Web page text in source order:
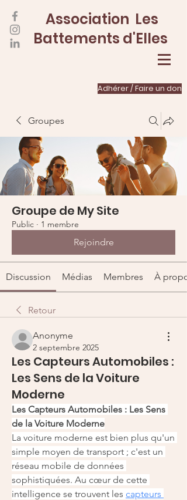
Adhérer / Faire un don
Association Les
Battements d'Elles
Groupes
Groupe de My Site
Public · 1 membre
Rejoindre
Discussion Médias Membres À
Retour
Anonyme
2 septembre 2025
Les Capteurs Automobiles :
Les Sens de la Voiture
Moderne
Les Capteurs Automobiles : Les Sens
de la Voiture Moderne
La voiture moderne est bien plus qu'un
simple moyen de transport ; c'est un
réseau mobile de données
sophistiquées. Au cœur de cette
intelligence se trouvent les capteurs